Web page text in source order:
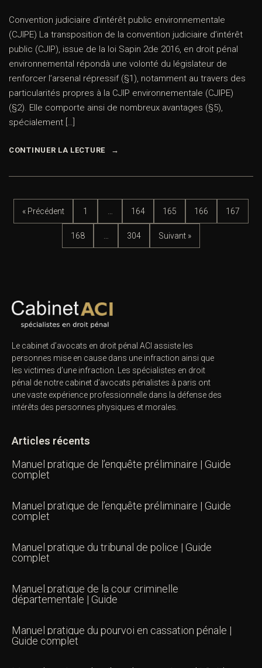
Convention judiciaire d’intérêt public environnementale
(CJIPE) La transposition de la convention judiciaire d’intérêt
public (CJIP), issue de la loi Sapin 2de 2016, en droit pénal
environnemental répondà une volonté du législateur de
renforcer l’arsenal répressif (§1), notamment au travers des
particularités propres à la CJIP environnementale (CJIPE)
(§2). Elle comporte ainsi de nombreux avantages (§5),
spécialement […]
CONTINUER LA LECTURE
« Précédent 1 164 165 166 167
168 304 Suivant »
Le cabinet d’avocats en droit pénal ACI assiste les
personnes mise en cause dans une infraction ainsi que
les victimes d’une infraction. Les spécialistes en droit
pénal de notre cabinet d’avocats pénalistes à paris ont
une vaste expérience professionnelle dans la défense des
intérêts des personnes physiques et morales.
Articles récents
Manuel pratique de l’enquête préliminaire | Guide
complet
Manuel pratique de l’enquête préliminaire | Guide
complet
Manuel pratique du tribunal de police | Guide
complet
Manuel pratique de la cour criminelle
départementale | Guide
Manuel pratique du pourvoi en cassation pénale |
Guide complet